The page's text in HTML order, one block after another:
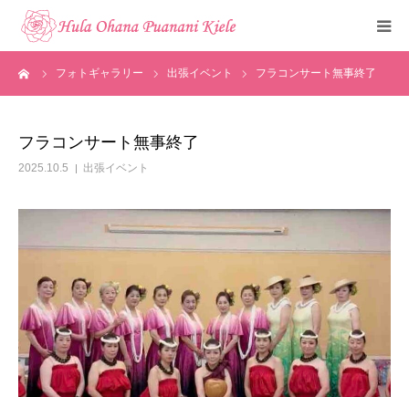
フォトギャラリー 出張イベント フラコンサート無事終了
フラコンサート無事終了
2025.10.5 出張イベント
トップ
メディア掲載
フォトギャラリー
お知らせ
見学・体験申込